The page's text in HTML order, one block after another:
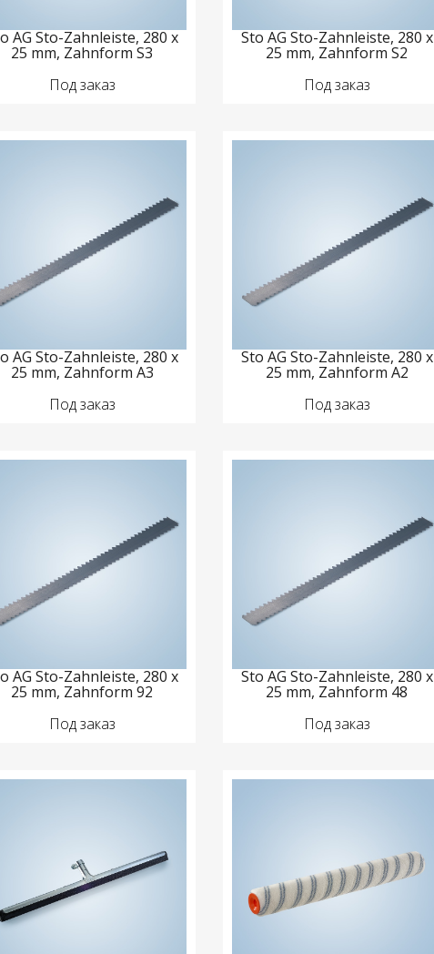
AG Sto-Zahnleiste, 280 x
25 mm, Zahnform S3
Под заказ
Sto AG Sto-Zahnleiste, 280 x
25 mm, Zahnform S2
Под заказ
AG Sto-Zahnleiste, 280 x
25 mm, Zahnform A3
Под заказ
Sto AG Sto-Zahnleiste, 280 x
25 mm, Zahnform A2
Под заказ
AG Sto-Zahnleiste, 280 x
25 mm, Zahnform 92
Под заказ
Sto AG Sto-Zahnleiste, 280 x
25 mm, Zahnform 48
Под заказ